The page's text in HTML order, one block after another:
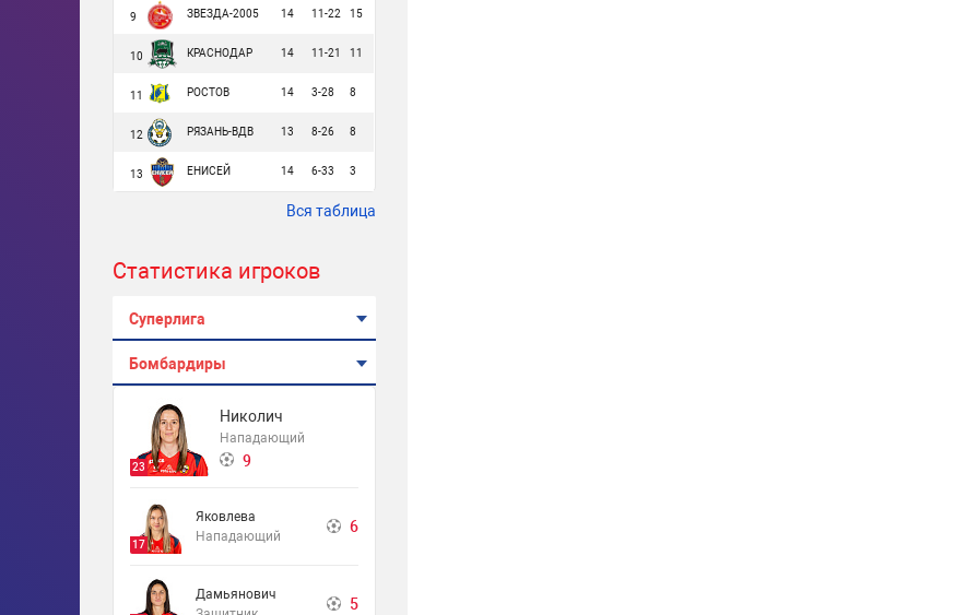
9 ЗВЕЗДА-2005 14 11-22 15
10 КРАСНОДАР 14 11-21 11
11 РОСТОВ 14 3-28 8
12 РЯЗАНЬ-ВДВ 13 8-26 8
13 ЕНИСЕЙ 14 6-33 3
Вся таблица
Статистика игроков
Суперлига
Бомбардиры
23
Николич
Нападающий
9
17
Яковлева
Нападающий
6
Дамьянович
5